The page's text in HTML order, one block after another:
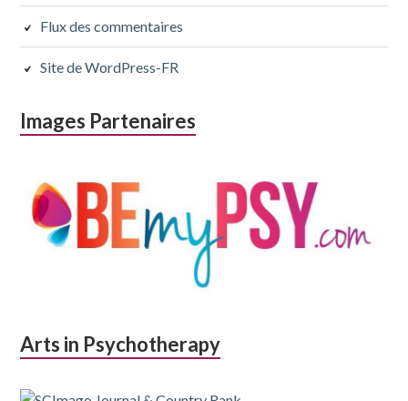
Flux des commentaires
Site de WordPress-FR
Images Partenaires
Arts in Psychotherapy